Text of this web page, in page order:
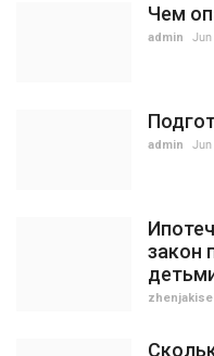
Чем
admin Jun
admin Jun
закон